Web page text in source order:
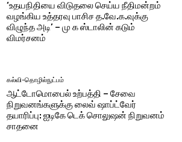
‘உதயநிதியை விடுதலை செய்ய நீதிமன்றம்
வழங்கிய உத்தரவு பாசிச த.வே.க.வுக்கு
விழுந்த அடி’ – மு க ஸ்டாலின் கடும்
விமர்சனம்
கல்வி-தொழில்நுட்பம்
ஆட்டோமொபைல் உற்பத்தி – சேவை
நிறுவனங்களுக்கு லைவ் ஷாப்ட்வேர்
தயாரிப்பு: ஐடிகே டெக் சொலுஷன் நிறுவனம்
சாதனை